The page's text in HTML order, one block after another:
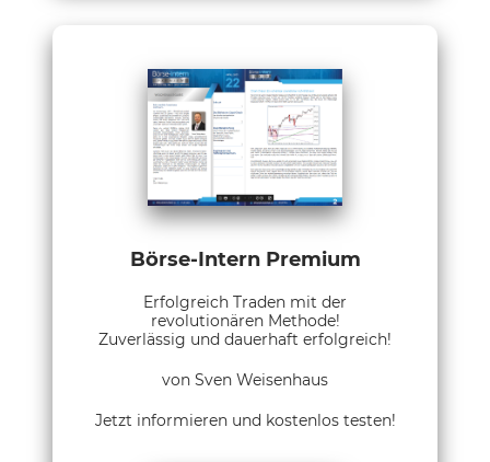
Börse-Intern Premium
Erfolgreich Traden mit der
revolutionären Methode!
Zuverlässig und dauerhaft erfolgreich!
von Sven Weisenhaus
Jetzt informieren und kostenlos testen!